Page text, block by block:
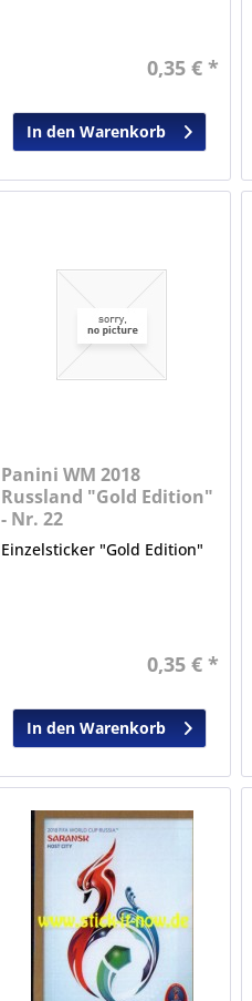
0,35 € *
In den Warenkorb
Panini WM 2018
Russland "Gold Edition"
- Nr. 22
Einzelsticker "Gold Edition"
0,35 € *
In den Warenkorb